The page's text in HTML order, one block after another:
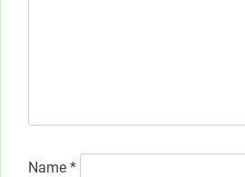
Name *